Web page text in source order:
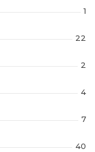
1
22
2
4
7
40